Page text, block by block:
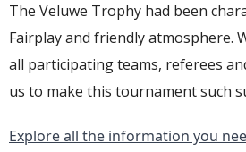
The Veluwe Trophy had been
Fairplay and friendly atmosphere.
all participating teams, referees
us to make this tournament such
Explore all the information you